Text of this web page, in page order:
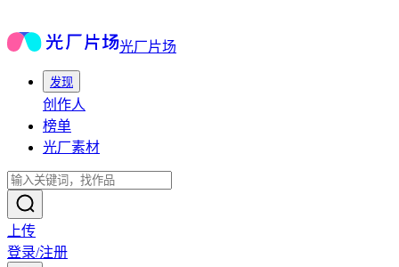
光厂片场
发现
创作人
榜单
光厂素材
上传
登录/注册